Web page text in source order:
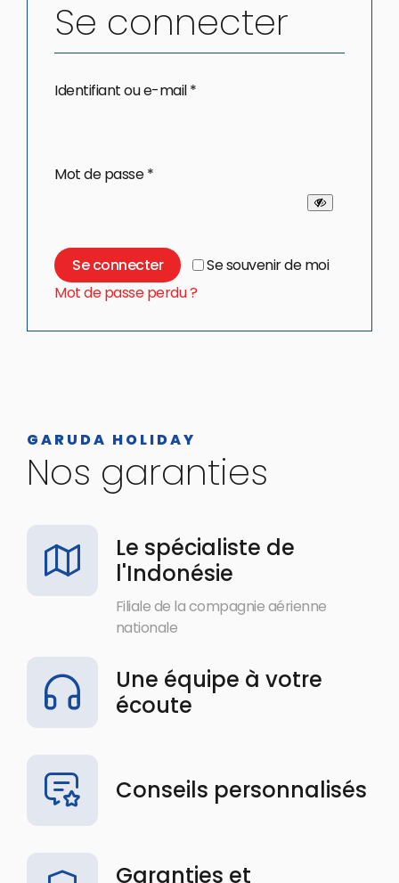
Se connecter
Identifiant ou e-mail*Obligatoire
Mot de passe*Obligatoire
Se souvenir de moi
Se connecter
Mot de passe perdu ?
GARUDA HOLIDAY
Nos garanties
Le spécialiste de
l'Indonésie
Filiale de la compagnie aérienne
nationale
Une équipe à votre
écoute
Conseils personnalisés
Garanties et